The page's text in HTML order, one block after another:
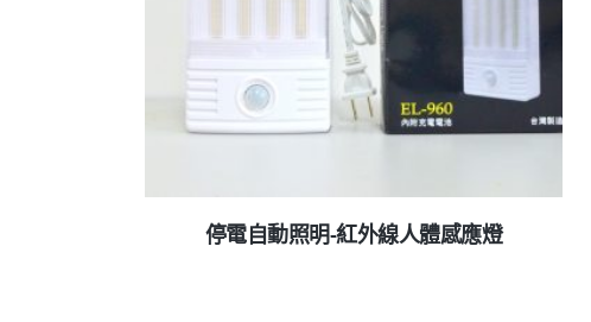
查看內容
停電自動照明-紅外線人體感應燈